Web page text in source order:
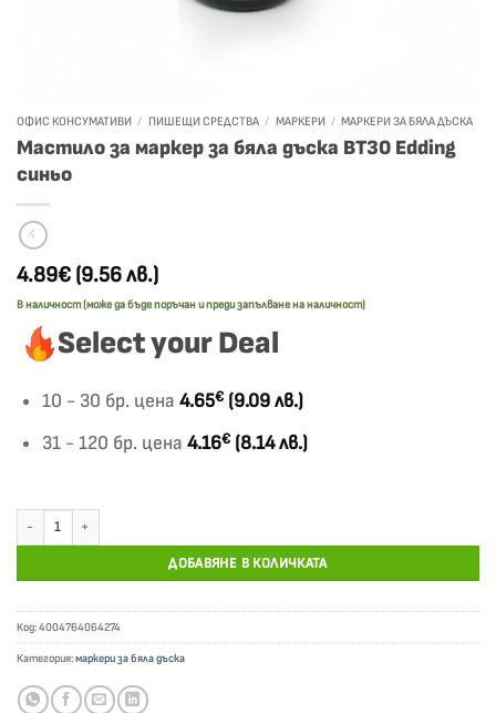
ОФИС КОНСУМАТИВИ / ПИШЕЩИ СРЕДСТВА / МАРКЕРИ / МАРКЕРИ ЗА БЯЛА ДЪСКА
Мастило за маркер за бяла дъска BT30 Edding
синьо
4.89€ (9.56 лв.)
В наличност (може да бъде поръчан и преди запълване на наличност)
Select your Deal
10 - 30 бр. цена4.65€ (9.09 лв.)
31 - 120 бр. цена4.16€ (8.14 лв.)
количество за Мастило за маркер за бяла дъска BT30 Edding синьо
ДОБАВЯНЕ В КОЛИЧКАТА
Код:4004764064274
Категория:маркери за бяла дъска